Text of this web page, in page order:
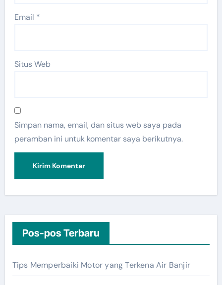
Email *
Situs Web
Simpan nama, email, dan situs web saya pada
peramban ini untuk komentar saya berikutnya.
Pos-pos Terbaru
Tips Memperbaiki Motor yang Terkena Air Banjir